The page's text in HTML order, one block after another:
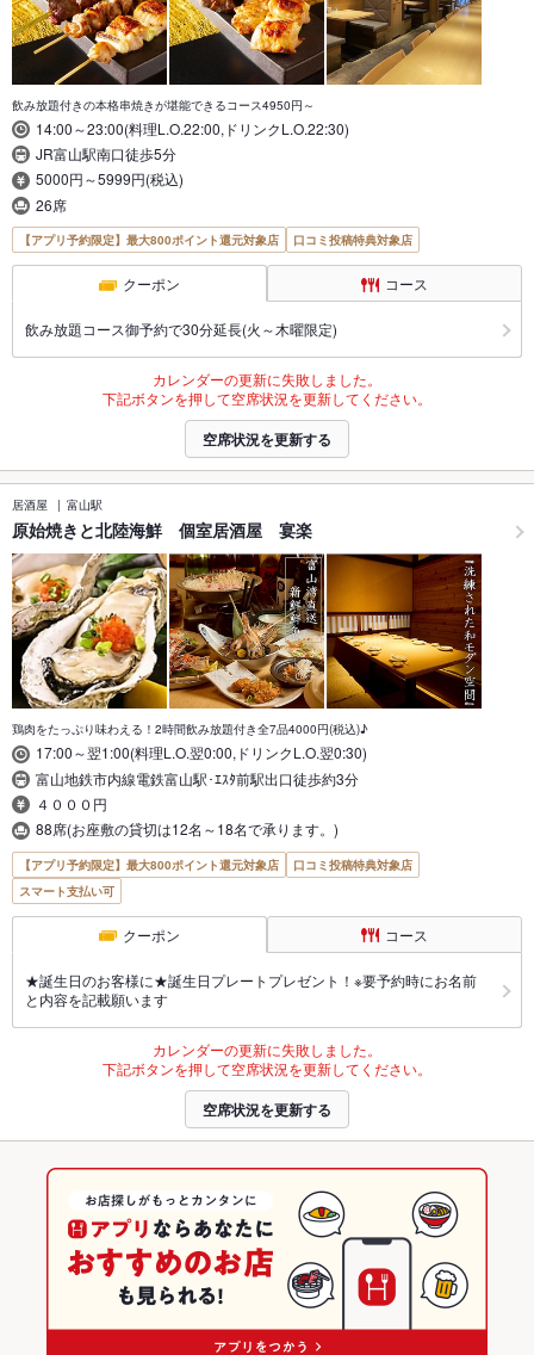
飲み放題付きの本格串焼きが堪能できるコース4950円～
14:00～23:00(料理L.O.22:00,ドリンクL.O.22:30)
JR富山駅南口徒歩5分
5000円～5999円(税込)
26席
【アプリ予約限定】最大800ポイント還元対象店 口コミ投稿特典対象店
クーポン コース
飲み放題コース御予約で30分延長(火～木曜限定)
カレンダーの更新に失敗しました。
下記ボタンを押して空席状況を更新してください。
空席状況を更新する
居酒屋 富山駅
原始焼きと北陸海鮮 個室居酒屋 宴楽
鶏肉をたっぷり味わえる！2時間飲み放題付き全7品4000円(税込)♪
17:00～翌1:00(料理L.O.翌0:00,ドリンクL.O.翌0:30)
富山地鉄市内線電鉄富山駅･ｴｽﾀ前駅出口徒歩約3分
４０００円
88席(お座敷の貸切は12名～18名で承ります。)
【アプリ予約限定】最大800ポイント還元対象店
口コミ投稿特典対象店
スマート支払い可
クーポン コース
★誕生日のお客様に★誕生日プレートプレゼント！※要予約時にお名前
と内容を記載願います
カレンダーの更新に失敗しました。
下記ボタンを押して空席状況を更新してください。
空席状況を更新する